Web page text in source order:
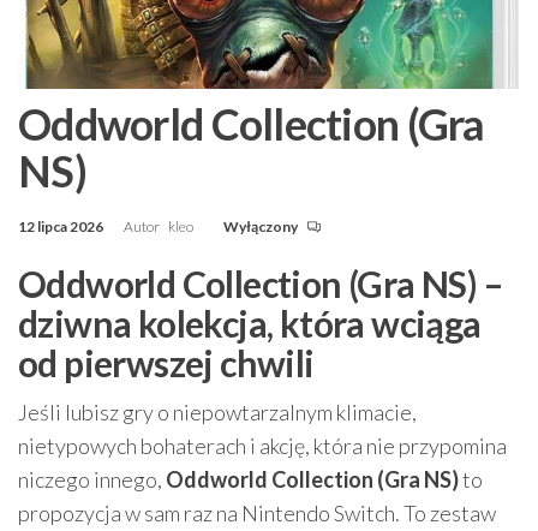
Oddworld Collection (Gra
NS)
12 lipca 2026 Autor kleo Wyłączony
Oddworld Collection (Gra NS) –
dziwna kolekcja, która wciąga
od pierwszej chwili
Jeśli lubisz gry o niepowtarzalnym klimacie,
nietypowych bohaterach i akcję, która nie przypomina
niczego innego, Oddworld Collection (Gra NS)to
propozycja w sam raz na Nintendo Switch. To zestaw